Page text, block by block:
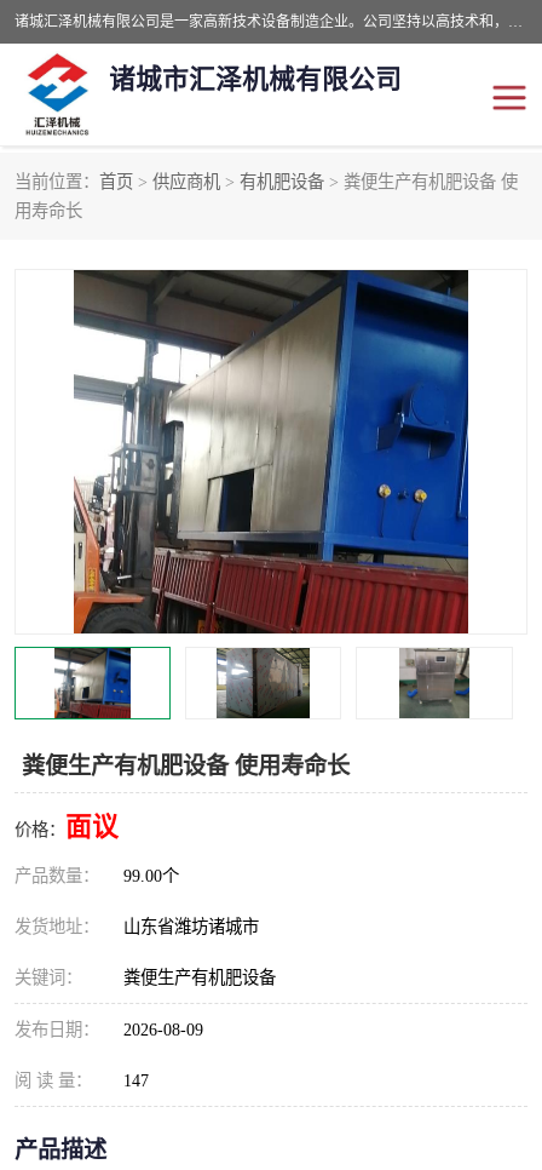
诸城汇泽机械有限公司是一家高新技术设备制造企业。公司坚持以高技术和，高服务于用户，以的环保机械制造设备赢的用户的信赖。现在主要生产死亡畜禽无害化处理和立式和卧式有机肥设备，搅拌机，烘干机，高温发酵机等。污水处理设备，固液分离机。气浮机，化制机等。公司秉承品质，用户至上，科技创新的经营理。
诸城市汇泽机械有限公司
当前位置： 首页 > 供应商机 > 有机肥设备 > 粪便生产有机肥设备 使
用寿命长
粪便生产有机肥设备 使用寿命长
价格： 面议
产品数量： 99.00个
发货地址： 山东省潍坊诸城市
关键词： 粪便生产有机肥设备
发布日期： 2026-08-09
阅 读 量： 147
产品描述
发酵设备
鸡粪发酵机 有机肥设备
纳米膜好氧发酵堆肥机 粪污烘干酶体机
膜式堆肥机 纳米膜发酵
膜式发酵仓 分子膜堆肥仓
分子膜发酵堆肥设备